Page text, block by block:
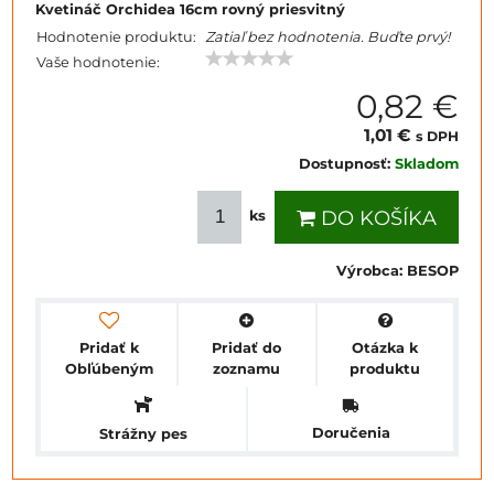
Kvetináč Orchidea 16cm rovný priesvitný
Hodnotenie produktu: Zatiaľ bez hodnotenia. Buďte prvý!
Vaše hodnotenie:
0,82 €
1,01 € s DPH
Dostupnosť: Skladom
ks DO KOŠÍKA
Výrobca: BESOP
Pridať k
Obľúbeným
Pridať do
zoznamu
Otázka k
produktu
Strážny pes Doručenia